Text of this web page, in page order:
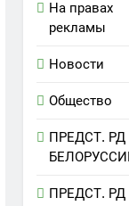
На правах
рекламы
Новости
Общество
ПРЕДСТ. РД
ПРЕДСТ. РД